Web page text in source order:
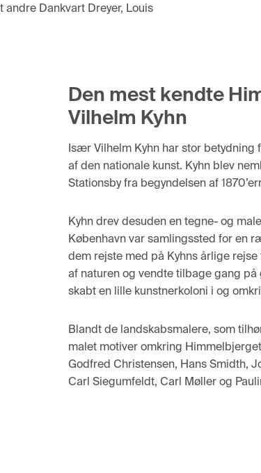
andre Dankvart Dreyer, Louis
Den mest kendte
Vilhelm Kyhn
Især Vilhelm Kyhn harstor betydning
af den nationale kunst. Kyhn blev
Stationsby fra begyndelsenaf 1870
Kyhndrev desudenentegne- og male
Københavnvar samlingssted foren
dem rejste med på Kyhnsårlige rejse
af naturen og vendte tilbagegang på
skabten lille kunstnerkoloni i og
Blandtde landskabsmalere, somtil
malet motiver omkring Himmelbjerget
Godfred Christensen, Hans Smidth,
Carl Siegumfeldt, Carl Møllerog P